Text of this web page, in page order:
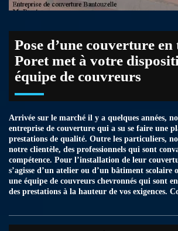
Pose d’une couverture
Poret met à votre
équipe de couvreurs
Arrivée sur le marché il y a quelques années,
entreprise de couverture qui a su se faire une
prestations de qualité. Outre les particuliers,
notre clientèle, des professionnels qui sont
compétence. Pour l’installation de leur
s’agisse d’un atelier ou d’un bâtiment scolaire
une équipe de couvreurs chevronnés qui sont
des prestations à la hauteur de vos exigences.